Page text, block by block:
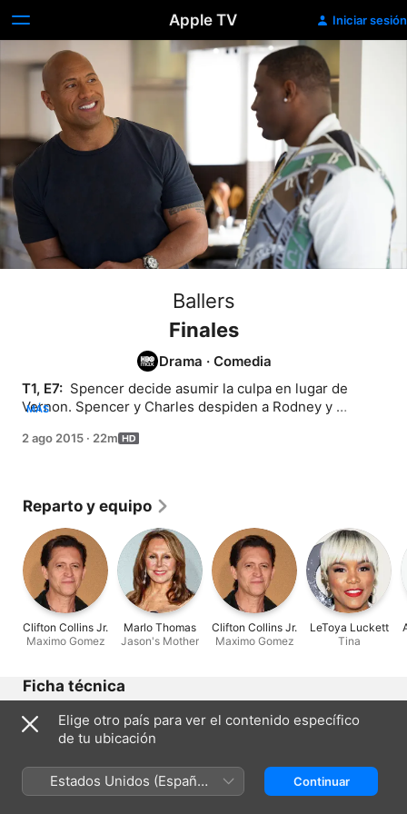
Apple TV Iniciar sesión
Ballers
Finales
Drama · Comedia
T1, E7: Spencer decide asumir la culpa en lugar de
Vernon. Spencer y Charles despiden a Rodney y
MÁS
2 ago 2015 · 22m
Reparto y equipo
Clifton Collins Jr.
Maximo Gomez
Marlo Thomas
Jason's Mother
Clifton Collins Jr.
Maximo Gomez
LeToya Luckett
Tina
Ficha técnica
Lanzamiento
2015
22 min
Elige otro país para ver el contenido específico
de tu ubicación
Estados Unidos (Español
México)
Continuar